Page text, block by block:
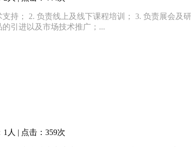
持； 2. 负责线上及线下课程培训； 3. 负责展会及
引进以及市场技术推广；...
人 | 点击：359次